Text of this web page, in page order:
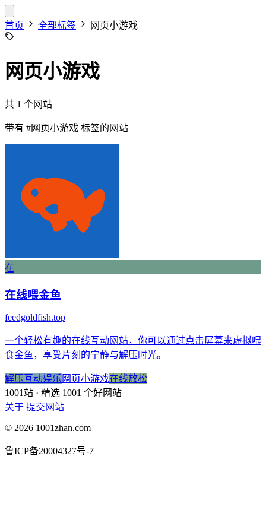
首页 全部标签 网页小游戏
网页小游戏
共 1 个网站
带有 #网页小游戏 标签的网站
在
在线喂金鱼
feedgoldfish.top
一个轻松有趣的在线互动网站，你可以通过点击屏幕来虚拟喂
食金鱼，享受片刻的宁静与解压时光。
解压互动娱乐 网页小游戏在线放松
1001站 · 精选 1001 个好网站
关于 提交网站
© 2026 1001zhan.com
鲁ICP备20004327号-7